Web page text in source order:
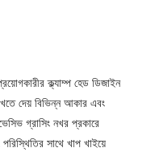
ক্ল্যাম্প হেড ডিজাইন
দেয় বিভিন্ন আকার এবং
গ্রাসিং নখর প্রকারে
সাথে খাপ খাইয়ে